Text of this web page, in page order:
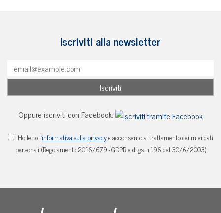
Iscriviti alla newsletter
Oppure iscriviti con Facebook:
Ho letto l'informativa sulla privacye acconsento al trattamento dei miei dati
personali (Regolamento 2016/679 - GDPR e d.lgs. n.196 del 30/6/2003)